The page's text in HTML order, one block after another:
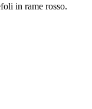
in rame rosso.